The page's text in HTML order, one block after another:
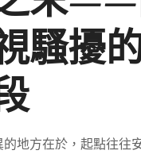
騷擾
地方在於，起點往往